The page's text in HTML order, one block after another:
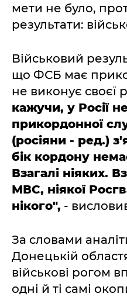
мети не було,
результати:
Військовий
що ФСБ має
не виконує своєї
кажучи, у Росії
прикордонної
(росіяни - ред.)
бік кордону
Взагалі ніяких.
МВС, ніякої
нікого", -
За словами
Донецькій
військові рогом
одні й ті самі